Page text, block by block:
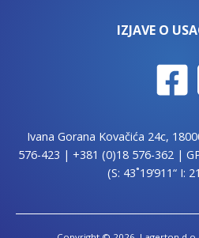
IZJAVE O
Ivana Gorana Kovačića 24c,
576-423 | +381 (0)18 576-362|
(S: 43˚19’911“ I: